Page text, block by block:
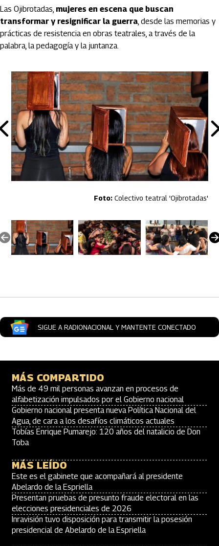
Las Ojibrotadas, mujeres en escena que buscan
transformar y resignificar la guerra, desde las memorias y
prácticas de resistencia en obras teatrales, a través de la
palabra, la pedagogía y la juntanza.
Colectivo teatral 'Ojibrotadas'
SIGUE A RADIONACIONAL Y MANTENTE CONECTADO
MÁS COMPARTIDO
Más de 49 mil personas avanzan en procesos de
alfabetización impulsados por el Gobierno nacional
Gobierno nacional presenta nueva Política Nacional del
Agua, de cara a los desafíos climáticos actuales
Tobías Enrique Pumarejo: 120 años del natalicio de Don
Toba
MÁS LEÍDO
Este es el gabinete que acompañará al presidente
Abelardo de la Espriella
Presentan pruebas de presunto fraude electoral en las
elecciones presidenciales de 2026
Inravisión tuvo disposición para transmitir la posesión
presidencial de Abelardo de la Espriella